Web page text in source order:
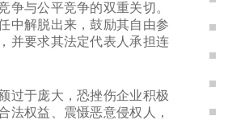
与公平竞争的双重关切。
中解脱出来，鼓励其自由参
并要求其法定代表人承担连
于庞大，恐挫伤企业积极
法权益、震慑恶意侵权人，